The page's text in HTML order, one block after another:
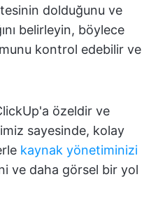
dolduğunu ve
belirleyin, böylece
kontrol edebilir ve
özeldir ve
sayesinde, kolay
kaynak yönetiminizi
ve daha görsel bir yol